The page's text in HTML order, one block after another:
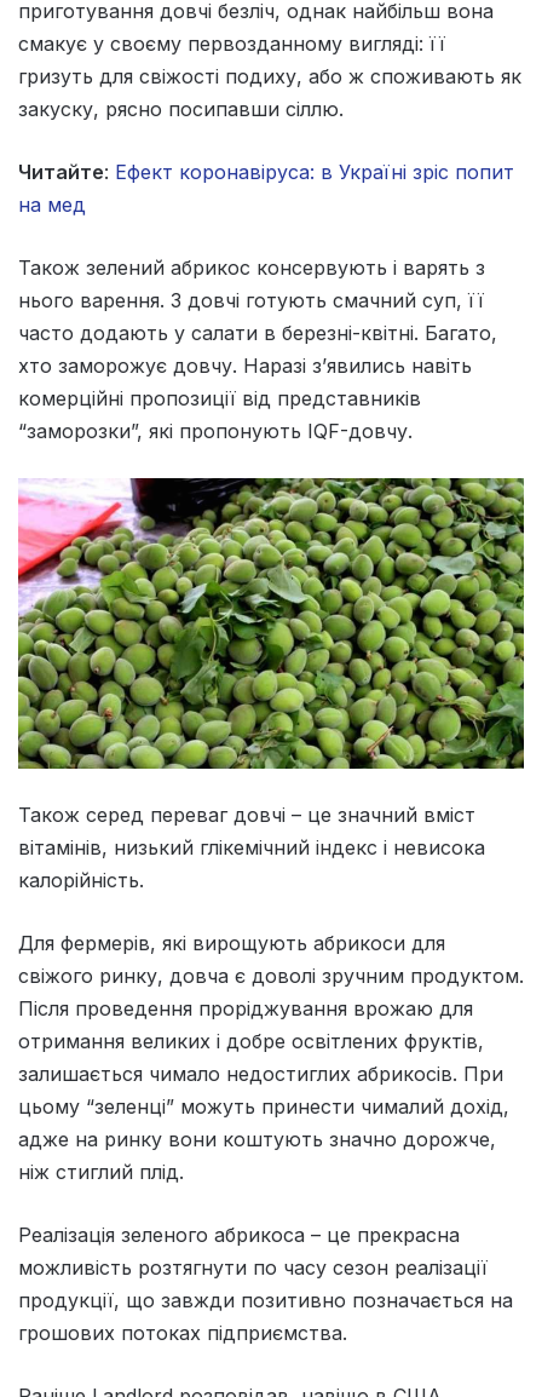
приготування довчі безліч, однак найбільш вона
смакує у своєму первозданному вигляді: її
гризуть для свіжості подиху, або ж споживають як
закуску, рясно посипавши сіллю.
Читайте: Ефект коронавіруса: в Україні зріс попит
на мед
Також зелений абрикос консервують і варять з
нього варення. З довчі готують смачний суп, її
часто додають у салати в березні-квітні. Багато,
хто заморожує довчу. Наразі з’явились навіть
комерційні пропозиції від представників
“заморозки”, які пропонують IQF-довчу.
Також серед переваг довчі – це значний вміст
вітамінів, низький глікемічний індекс і невисока
калорійність.
Для фермерів, які вирощують абрикоси для
свіжого ринку, довча є доволі зручним продуктом.
Після проведення проріджування врожаю для
отримання великих і добре освітлених фруктів,
залишається чимало недостиглих абрикосів. При
цьому “зеленці” можуть принести чималий дохід,
адже на ринку вони коштують значно дорожче,
ніж стиглий плід.
Реалізація зеленого абрикоса – це прекрасна
можливість розтягнути по часу сезон реалізації
продукції, що завжди позитивно позначається на
грошових потоках підприємства.